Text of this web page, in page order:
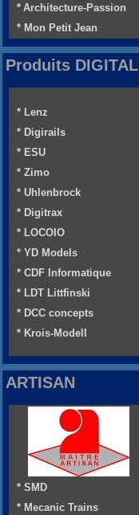
* Architecture-Passion
* Mon Petit Jean
Produits DIGITAL
* Lenz
* Digirails
* ESU
* Zimo
* Uhlenbrock
* Digitrax
* LOCOIO
* YD Models
* CDF Informatique
* LDT Littfinski
* DCC concepts
* Krois-Modell
ARTISAN
* SMD
* Mecanic Trains